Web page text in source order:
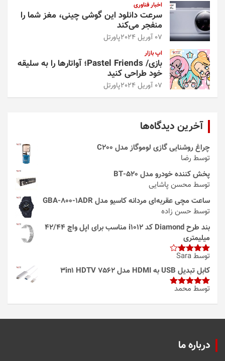
اخبار فناوری
سرعت دانلود این گوشی چینی، مغز شما را
منفجر می‌کند
07 آوریل 2024 پاورتل
اپ بازار
بازی/ Pastel Friends؛ آواتارها را به سلیقه
خود طراحی کنید
07 آوریل 2024 پاورتل
آخرین دیدگاه‌ها
چراغ روشنایی گازی لوموگاز مدل C200
توسط رضا
پخش کننده خودرو مدل 520-BT
توسط محسن پاشایی
ساعت مچی عقربه‌ای مردانه کاسیو مدل GBA-800-1ADR
توسط حسن زاده
بند طرح Diamond کد i1012 مناسب برای اپل واچ 42/44
میلیمتری
امتیاز4
از 5
توسط Sara
کابل تبدیل USB به HDMI مدل 3in1 HDTV 7562
امتیاز5از
توسط محمد
درباره ما